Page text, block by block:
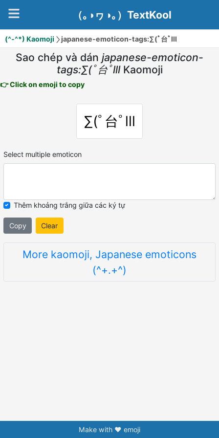
（｡◑ヮ◑｡）TextKool
(^-^*) Kaomoji japanese-emoticon-tags:∑(ﾟ台ﾟlll
Sao chép và dán japanese-emoticon-
tags:∑(ﾟ台ﾟlll Kaomoji
👉 Click on emoji to copy
∑(ﾟ台ﾟlll
Select multiple emoticon
Thêm khoảng trắng giữa các ký tự
Copy Clear
More kaomoji, Japanese emoticons
(^+.+^)
Make with ❤️ emoji